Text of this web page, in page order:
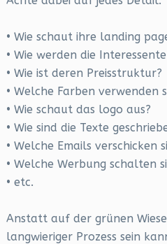
• Wie schaut ihre landing
• Wie werden die
• Wie ist deren Preisstruktur?
• Welche Farben verwenden
• Wie schaut das logo aus?
• Wie sind die Texte
• Welche Emails verschicken
• Welche Werbung schalten
• etc.
Anstatt auf der grünen
langwieriger Prozess sein